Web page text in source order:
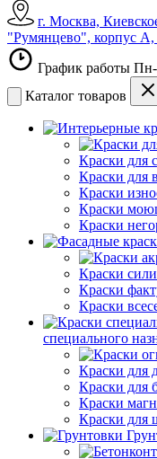
г. Москва,
"Румянцево", корпус
График работы
Каталог товаров
Краски для
Краски для
Краски
Краски
Краски
Краски
Краски
Краски
специального
Краски для
Краски для
Краски
Краски для